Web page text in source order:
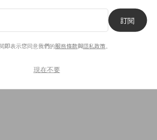
中馬上浮現的是已經撐霸春夏兩季的
5 0
訂閱
即表示您同意我們的服務條款與隱私政策
現在不要